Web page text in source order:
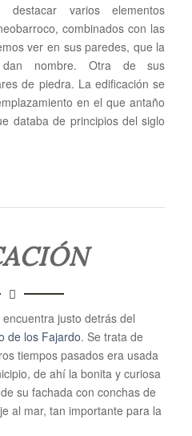
destacar varios elementos
combinados con las
ver en sus paredes, que la
nombre. Otra de sus
de piedra. La edificación se
en el que antaño
databa de principios del siglo
justo detrás del
de los Fajardo. Se trata de
tiempos pasados era usada
de ahí la bonita y curiosa
su fachada con conchas de
al mar, tan importante para la